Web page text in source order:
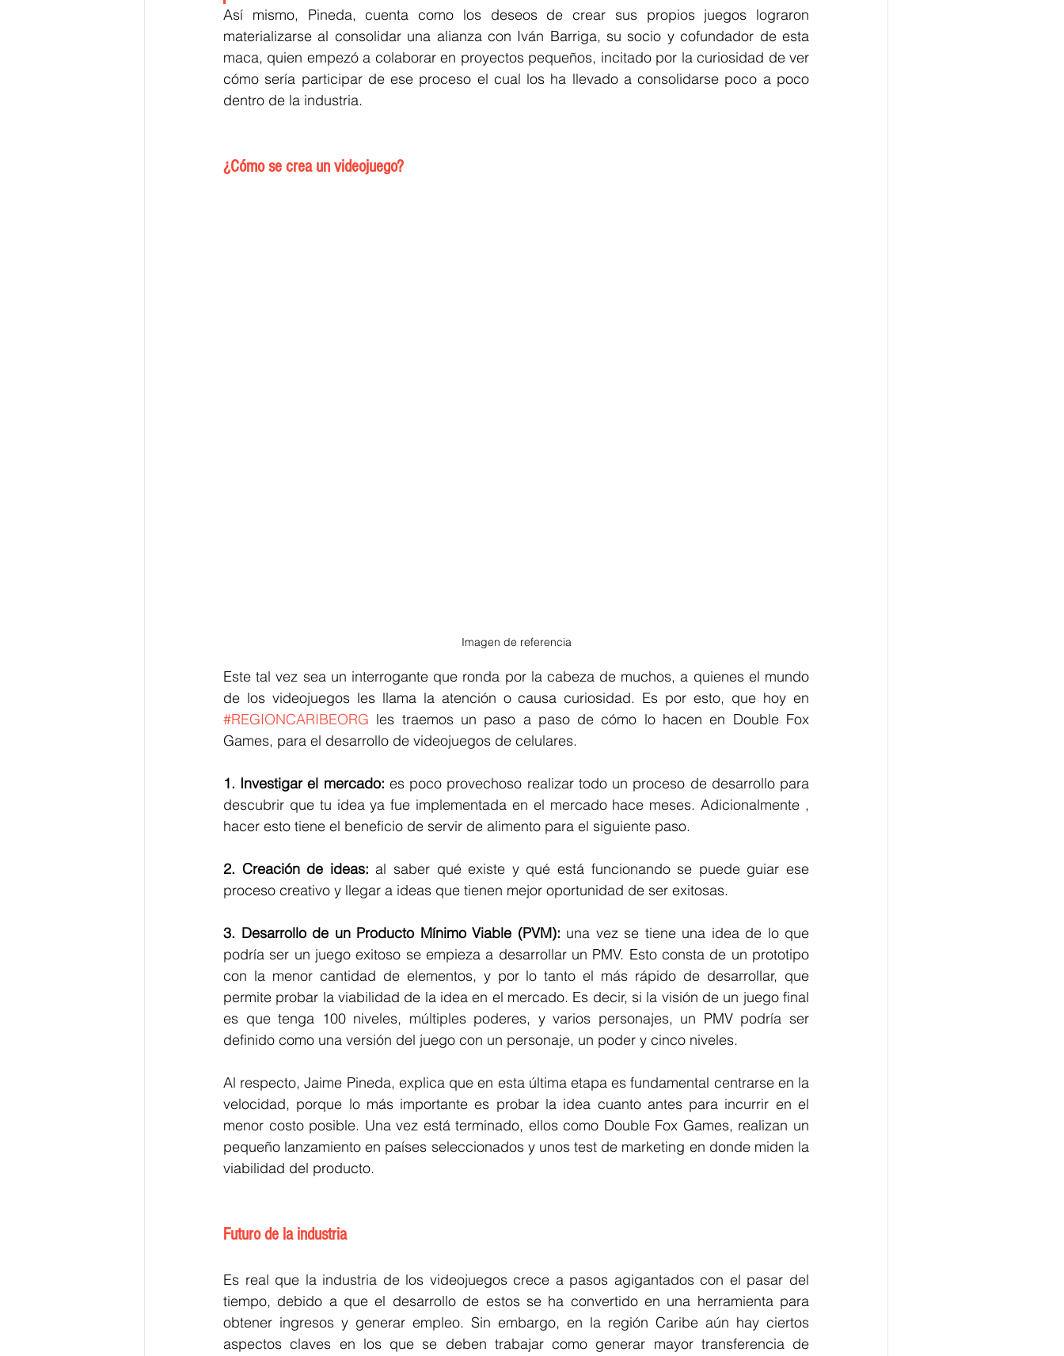
Así mismo, Pineda, cuenta como los deseos de crear sus propios juegos lograron
materializarse al consolidar una alianza con Iván Barriga, su socio y cofundador de esta
maca, quien empezó a colaborar en proyectos pequeños, incitado por la curiosidad de ver
cómo sería participar de ese proceso el cual los ha llevado a consolidarse poco a poco
dentro de la industria.
¿Cómo se crea un videojuego?
Imagen de referencia
Este tal vez sea un interrogante que ronda por la cabeza de muchos, a quienes el mundo
#REGIONCARIBEORG les traemos un paso a paso de cómo lo hacen en Double Fox
Games, para el desarrollo de videojuegos de celulares.
1. Investigar el mercado: es poco provechoso realizar todo un proceso de desarrollo para
descubrir que tu idea ya fue implementada en el mercado hace meses. Adicionalmente ,
hacer esto tiene el beneficio de servir de alimento para el siguiente paso.
2. Creación de ideas: al saber qué existe y qué está funcionando se puede guiar ese
proceso creativo y llegar a ideas que tienen mejor oportunidad de ser exitosas.
3. Desarrollo de un Producto Mínimo Viable (PVM): una vez se tiene una idea de lo que
podría ser un juego exitoso se empieza a desarrollar un PMV. Esto consta de un prototipo
con la menor cantidad de elementos, y por lo tanto el más rápido de desarrollar, que
permite probar la viabilidad de la idea en el mercado. Es decir, si la visión de un juego final
es que tenga 100 niveles, múltiples poderes, y varios personajes, un PMV podría ser
definido como una versión del juego con un personaje, un poder y cinco niveles.
Al respecto, Jaime Pineda, explica que en esta última etapa es fundamental centrarse en la
velocidad, porque lo más importante es probar la idea cuanto antes para incurrir en el
menor costo posible. Una vez está terminado, ellos como Double Fox Games, realizan un
pequeño lanzamiento en países seleccionados y unos test de marketing en donde miden la
viabilidad del producto.
Futuro de la industria
Es real que la industria de los videojuegos crece a pasos agigantados con el pasar del
tiempo, debido a que el desarrollo de estos se ha convertido en una herramienta para
obtener ingresos y generar empleo. Sin embargo, en la región Caribe aún hay ciertos
aspectos claves en los que se deben trabajar como generar mayor transferencia de